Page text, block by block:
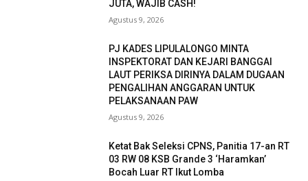
JUTA, WAJIB CASH!
Agustus 9, 2026
PJ KADES LIPULALONGO MINTA
INSPEKTORAT DAN KEJARI BANGGAI
LAUT PERIKSA DIRINYA DALAM DUGAAN
PENGALIHAN ANGGARAN UNTUK
PELAKSANAAN PAW
Agustus 9, 2026
Ketat Bak Seleksi CPNS, Panitia 17-an RT
03 RW 08 KSB Grande 3 ‘Haramkan’
Bocah Luar RT Ikut Lomba